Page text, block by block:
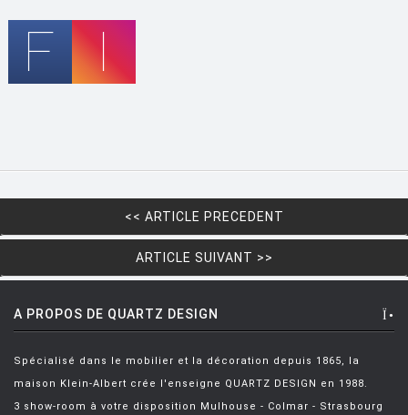
FOSCARINI
HISLE
HOUE
JIELDÉ
<< ARTICLE PRECEDENT
ARTICLE SUIVANT >>
A PROPOS DE QUARTZ DESIGN
Spécialisé dans le mobilier et la décoration depuis 1865, la
maison Klein-Albert crée l'enseigne QUARTZ DESIGN en 1988.
3 show-room à votre disposition Mulhouse - Colmar - Strasbourg